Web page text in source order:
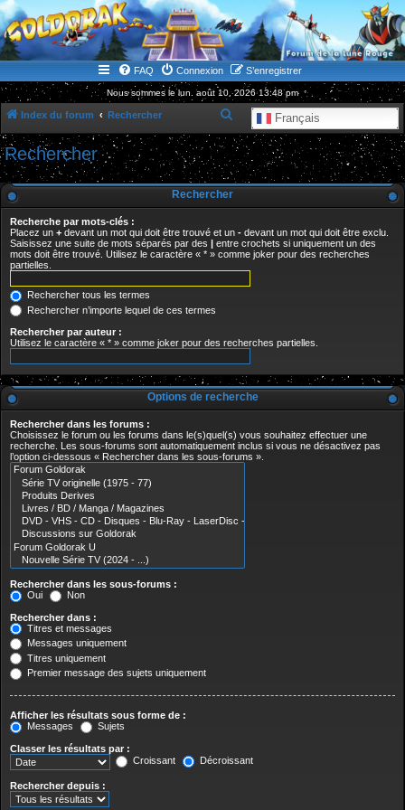
WWW.GOLDORAKGO.COM
le site de la Lune Rouge
FAQ Connexion S’enregistrer
Nous sommes le lun. août 10, 2026 13:48 pm
Index du forum Rechercher Français
e
c
h
c
e
Rechercher
Rechercher
Recherche par mots-clés :
Placez un + devant un mot qui doit être trouvé et un - devant un mot qui doit être exclu.
Saisissez une suite de mots séparés par des | entre crochets si uniquement un des
mots doit être trouvé. Utilisez le caractère « * » comme joker pour des recherches
partielles.
Rechercher tous les termes
Rechercher n’importe lequel de ces termes
Rechercher par auteur :
Utilisez le caractère « * » comme joker pour des recherches partielles.
Options de recherche
Rechercher dans les forums :
Choisissez le forum ou les forums dans le(s)quel(s) vous souhaitez effectuer une
recherche. Les sous-forums sont automatiquement inclus si vous ne désactivez pas
l’option ci-dessous « Rechercher dans les sous-forums ».
Rechercher dans les sous-forums :
Oui
Non
Rechercher dans :
Titres et messages
Messages uniquement
Titres uniquement
Premier message des sujets uniquement
Afficher les résultats sous forme de :
Messages
Sujets
Classer les résultats par :
Croissant
Décroissant
Rechercher depuis :